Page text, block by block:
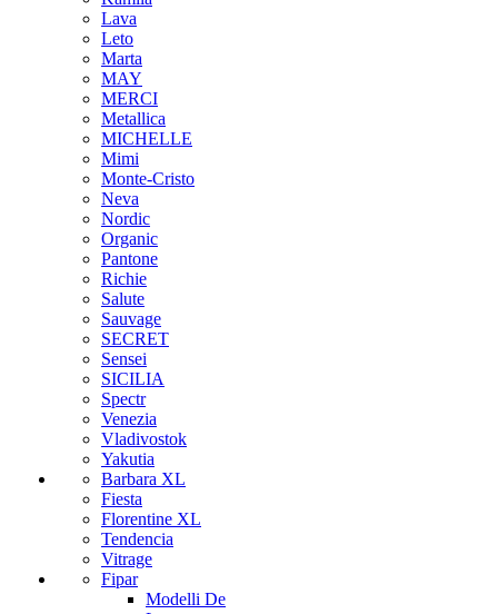
Lava
Leto
Marta
MAY
MERCI
Metallica
MICHELLE
Mimi
Monte-Cristo
Neva
Nordic
Organic
Pantone
Richie
Salute
Sauvage
SECRET
Sensei
SICILIA
Spectr
Venezia
Vladivostok
Yakutia
Barbara XL
Fiesta
Florentine XL
Tendencia
Vitrage
Fipar
Modelli De